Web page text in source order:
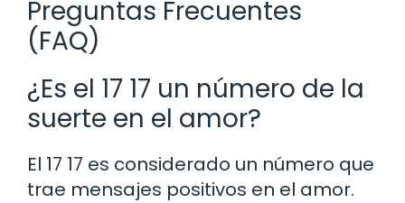
Preguntas Frecuentes
(FAQ)
¿Es el 17 17 un número de la
suerte en el amor?
El 17 17 es considerado un número que
trae mensajes positivos en el amor.